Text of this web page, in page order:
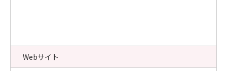
Webサイト